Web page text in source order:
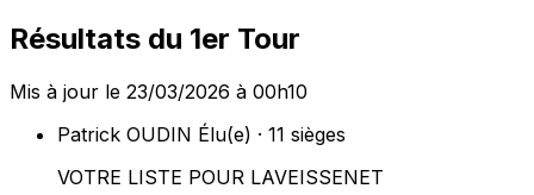
Résultats du 1er Tour
Mis à jour le 23/03/2026 à 00h10
Patrick OUDIN Élu(e) · 11 sièges
VOTRE LISTE POUR LAVEISSENET